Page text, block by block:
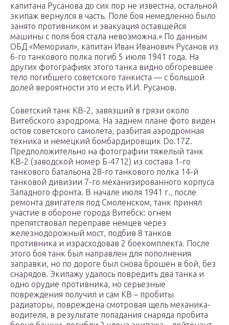
капитана Русанова до сих пор не известна, остальной
экипаж вернулся в часть. Поле боя немедленно было
занято противником и эвакуация оставшейся
машины с поля боя стала невозможна.» По данным
ОБД «Мемориал», капитан Иван Иванович Русанов из
6-го танкового полка погиб 5 июля 1941 года. На
других фотографиях этого танка видно обгоревшее
тело погибшего советского танкиста — с большой
долей вероятности это и есть И.И. Русанов.
Советский танк КВ-2, завязший в грязи около
Витебского аэродрома. На заднем плане фото виден
остов советского самолета, разбитая аэродромная
техника и немецкий бомбардировщик Do.17Z.
Предположительно на фотографии тяжелый танк
КВ-2 (заводской номер Б-4712) из состава 1-го
танкового батальона 28-го танкового полка 14-й
танковой дивизии 7-го механизированного корпуса
Западного фронта. В начале июля 1941 г., после
ремонта двигателя под Смоленском, танк принял
участие в обороне города Витебск: огнем
препятствовал переправе немцев через
железнодорожный мост, подбив 8 танков
противника и израсходовав 2 боекомплекта. После
этого боя танк был направлен для пополнения
заправки, но по дороге был снова брошен в бой, без
снарядов. Экипажу удалось повредить два танка и
одно орудие противника, но серьезные
повреждения получил и сам КВ – пробиты
радиаторы, повреждена смотровая щель механика-
водителя, в результате попадания снаряда пробита